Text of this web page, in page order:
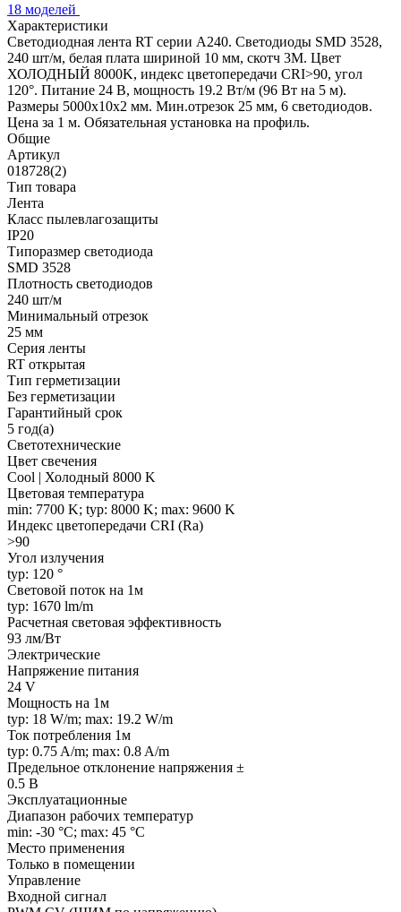
18 моделей
Характеристики
Светодиодная лента RT серии A240. Светодиоды SMD 3528,
240 шт/м, белая плата шириной 10 мм, скотч 3M. Цвет
ХОЛОДНЫЙ 8000K, индекс цветопередачи CRI>90, угол
120°. Питание 24 В, мощность 19.2 Вт/м (96 Вт на 5 м).
Размеры 5000x10x2 мм. Мин.отрезок 25 мм, 6 светодиодов.
Цена за 1 м. Обязательная установка на профиль.
Общие
Артикул
018728(2)
Тип товара
Лента
Класс пылевлагозащиты
IP20
Типоразмер светодиода
SMD 3528
Плотность светодиодов
240 шт/м
Минимальный отрезок
25 мм
Серия ленты
RT открытая
Тип герметизации
Без герметизации
Гарантийный срок
5 год(а)
Светотехнические
Цвет свечения
Cool | Холодный 8000 K
Цветовая температура
min: 7700 K; typ: 8000 K; max: 9600 K
Индекс цветопередачи CRI (Ra)
>90
Угол излучения
typ: 120 °
Световой поток на 1м
typ: 1670 lm/m
Расчетная световая эффективность
93 лм/Вт
Электрические
Напряжение питания
24 V
Мощность на 1м
typ: 18 W/m; max: 19.2 W/m
Ток потребления 1м
typ: 0.75 A/m; max: 0.8 A/m
Предельное отклонение напряжения ±
0.5 В
Эксплуатационные
Диапазон рабочих температур
min: -30 °C; max: 45 °C
Место применения
Только в помещении
Управление
Входной сигнал